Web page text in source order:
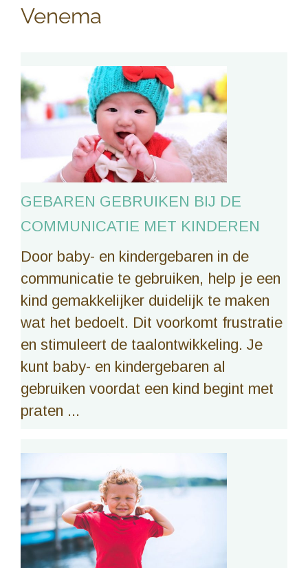
Venema
GEBAREN GEBRUIKEN BIJ DE
COMMUNICATIE MET KINDEREN
Door baby- en kindergebaren in de
communicatie te gebruiken, help je een
kind gemakkelijker duidelijk te maken
wat het bedoelt. Dit voorkomt frustratie
en stimuleert de taalontwikkeling. Je
kunt baby- en kindergebaren al
gebruiken voordat een kind begint met
praten ...